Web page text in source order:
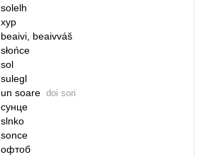
solelh
хур
beaivi, beaivváš
słońce
sol
sulegl
un soare doi sori
сунце
slnko
sonce
офтоб